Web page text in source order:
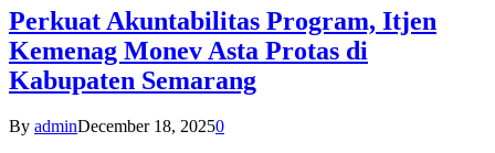
Perkuat Akuntabilitas Program, Itjen
Kemenag Monev Asta Protas di
Kabupaten Semarang
By adminDecember 18, 20250